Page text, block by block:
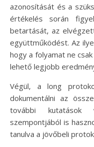
azonosítását és a
értékelés során
betartását, az
együttműködést. Az
hogy a folyamat ne
lehető legjobb
Végül, a long
dokumentálni az
további
szempontjából is
tanulva a jövőbeli